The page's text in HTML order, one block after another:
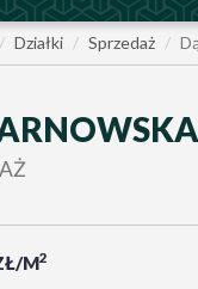
Działki Sprzedaż
M2